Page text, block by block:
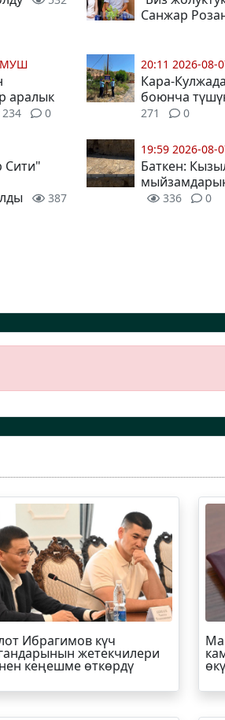
аралык
0
Сити"
387
Санжар
20:11 2026-08-
Кара-
боюнча
271 0
19:59 2026-08-
Баткен:
336 0
Ибрагимов күч
жетекчилери
кеңешме өткөрдү